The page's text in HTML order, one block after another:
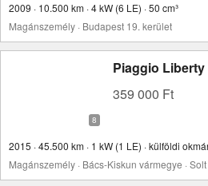
2009 · 10.500 km · 4 kW (6 LE) · 50 cm³
Magánszemély · Budapest 19. kerület
Piaggio Liberty
359 000 Ft
2015 · 45.500 km · 1 kW (1 LE) · külföldi
Magánszemély · Bács-Kiskun vármegye · Solt